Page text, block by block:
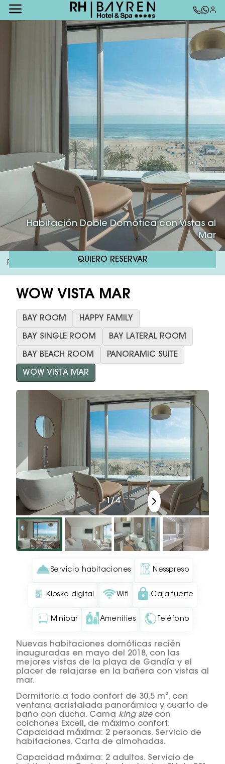
Habitación Doble Domótica con Vistas al
Mar
QUIERO RESERVAR
RH Bayren & Spa Habitación Wow Vista Mar
WOW VISTA MAR
BAY ROOM HAPPY FAMILY
BAY SINGLE ROOM BAY LATERAL ROOM
BAY BEACH ROOM PANORAMIC SUITE
WOW VISTA MAR
1/4
Servicio habitaciones Nesspreso
Kiosko digital Wifi Caja fuerte
Minibar Amenities Teléfono
Nuevas habitaciones domóticas recién
inauguradas en mayo del 2018, con las
mejores vistas de la playa de Gandía y el
placer de relajarse en la bañera con vistas al
mar.
Dormitorio a todo confort de 30,5 m², con
ventana acristalada panorámica y cuarto de
baño con ducha. Cama king size con
colchones Excell, de máximo confort.
Capacidad máxima: 2 personas. Servicio de
habitaciones. Carta de almohadas.
Capacidad máxima: 2 adultos. Servicio de